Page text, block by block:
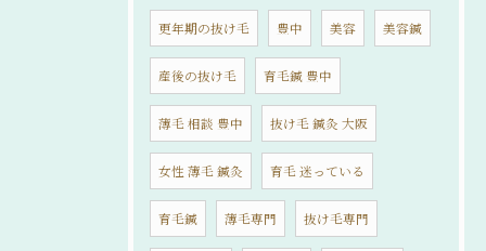
更年期の抜け毛 豊中 美容 美容鍼
産後の抜け毛 育毛鍼 豊中
薄毛 相談 豊中 抜け毛 鍼灸 大阪
女性 薄毛 鍼灸 育毛 迷っている
育毛鍼 薄毛専門 抜け毛専門